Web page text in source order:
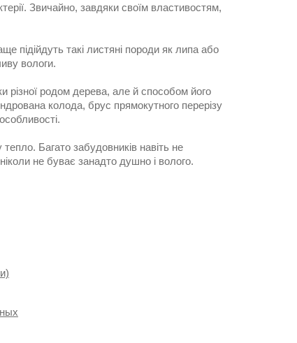
Звичайно, завдяки своїм властивостям,
підійдуть такі листяні породи як липа або
вологи.
різної родом дерева, але й способом його
колода, брус прямокутного перерізу
Багато забудовників навіть не
не буває занадто душно і волого.